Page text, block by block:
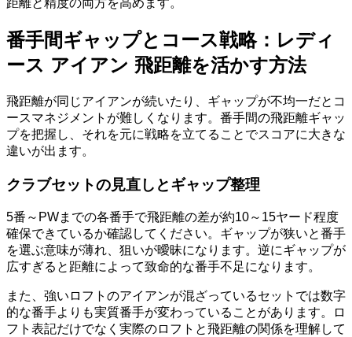
距離と精度の両方を高めます。
番手間ギャップとコース戦略：レディ
ース アイアン 飛距離を活かす方法
飛距離が同じアイアンが続いたり、ギャップが不均一だとコ
ースマネジメントが難しくなります。番手間の飛距離ギャッ
プを把握し、それを元に戦略を立てることでスコアに大きな
違いが出ます。
クラブセットの見直しとギャップ整理
5番～PWまでの各番手で飛距離の差が約10～15ヤード程度
確保できているか確認してください。ギャップが狭いと番手
を選ぶ意味が薄れ、狙いが曖昧になります。逆にギャップが
広すぎると距離によって致命的な番手不足になります。
また、強いロフトのアイアンが混ざっているセットでは数字
的な番手よりも実質番手が変わっていることがあります。ロ
フト表記だけでなく実際のロフトと飛距離の関係を理解して